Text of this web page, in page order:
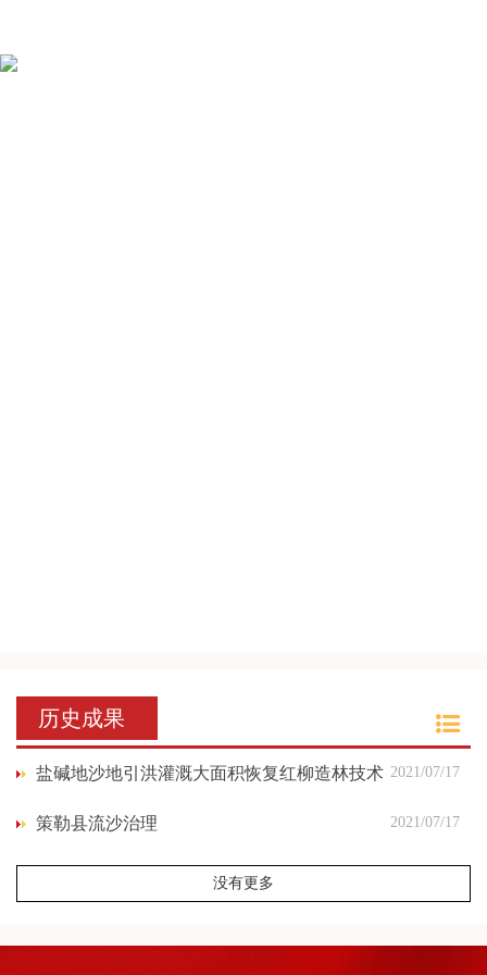
历史成果
盐碱地沙地引洪灌溉大面积恢复红柳造林技术 2021/07/17
策勒县流沙治理 2021/07/17
没有更多